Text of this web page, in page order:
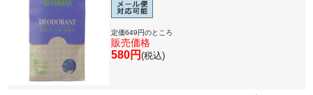
定価649円のところ
販売価格
580円 (税込)